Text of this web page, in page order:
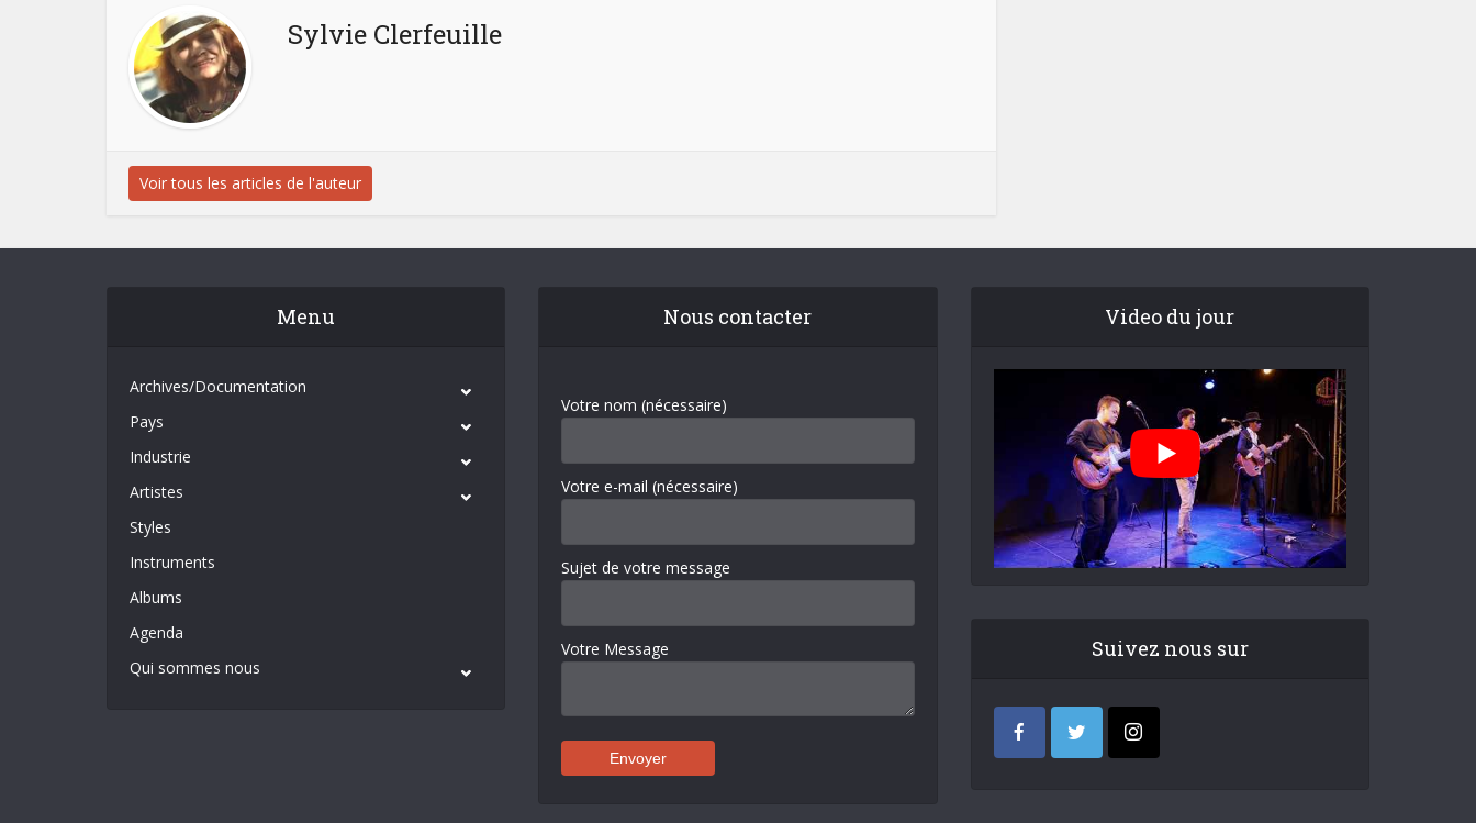
Sylvie Clerfeuille
Voir tous les articles de l'auteur
Menu
Archives/Documentation
Pays
Industrie
Artistes
Styles
Instruments
Albums
Agenda
Qui sommes nous
Nous contacter
Votre nom (nécessaire)
Votre e-mail (nécessaire)
Sujet de votre message
Votre Message
Video du jour
Suivez nous sur